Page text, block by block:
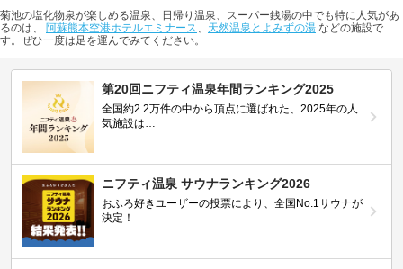
菊池の塩化物泉が楽しめる温泉、日帰り温泉、スーパー銭湯の中でも特に人気があ
るのは、 阿蘇熊本空港ホテルエミナース、 天然温泉とよみずの湯 などの施設で
す。ぜひ一度は足を運んでみてください。
第20回ニフティ温泉年間ランキング2025
全国約2.2万件の中から頂点に選ばれた、2025年の人
気施設は…
ニフティ温泉 サウナランキング2026
おふろ好きユーザーの投票により、全国No.1サウナが
決定！